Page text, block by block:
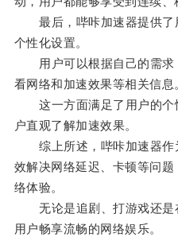
最后，哔咔加速器提供了
个性化设置。
用户可以根据自己的需求
看网络和加速效果等相关信息
这一方面满足了用户的个
户直观了解加速效果。
综上所述，哔咔加速器作
效解决网络延迟、卡顿等问
络体验。
无论是追剧、打游戏还是
用户畅享流畅的网络娱乐。